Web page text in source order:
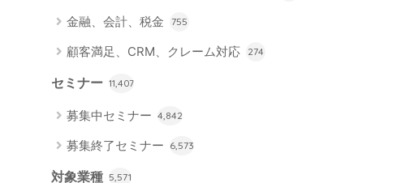
金融、会計、税金 755
顧客満足、CRM、クレーム対応 274
セミナー 11,407
募集中セミナー 4,842
募集終了セミナー 6,573
対象業種 5,571